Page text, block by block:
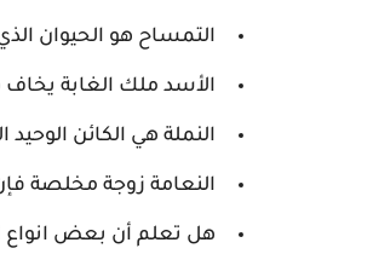
التمساح هو الحيوان
الأسد ملك الغابة
النملة هي الكائن الوحيد
النعامة زوجة مخلصة
هل تعلم أن بعض انواع